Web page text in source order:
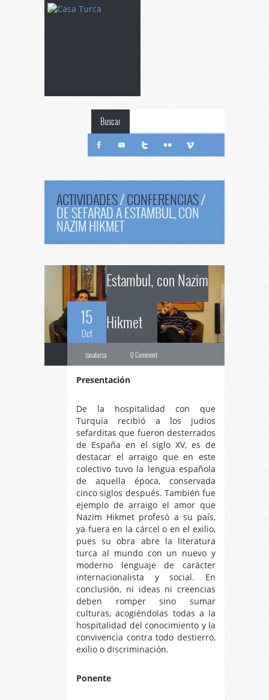
Buscar
ACTIVIDADES/CONFERENCIAS/
DE SEFARAD A ESTAMBUL, CON
NAZIM HIKMET
15
Oct
De
Estambul, con Nazim
Hikmet
casaturca 0 Comment
Presentación
De la hospitalidad con que
Turquía recibió a los judios
sefarditas que fueron desterrados
de España en el siglo XV, es de
destacar el arraigo que en este
colectivo tuvo la lengua española
de aquella época, conservada
cinco siglos después. También fue
ejemplo de arraigo el amor que
Nazim Hikmet profesó a su país,
ya fuera en la cárcel o en el exilio,
pues su obra abre la literatura
turca al mundo con un nuevo y
moderno lenguaje de carácter
internacionalista y social. En
conclusión, ni ideas ni creencias
deben romper sino sumar
culturas, acogiéndolas todas a la
hospitalidad del conocimiento y la
convivencia contra todo destierro,
exilio o discriminación.
Ponente